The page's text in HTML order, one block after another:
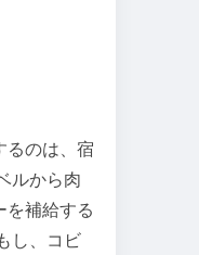
るのは、宿
ルから肉
補給する
し、コビ